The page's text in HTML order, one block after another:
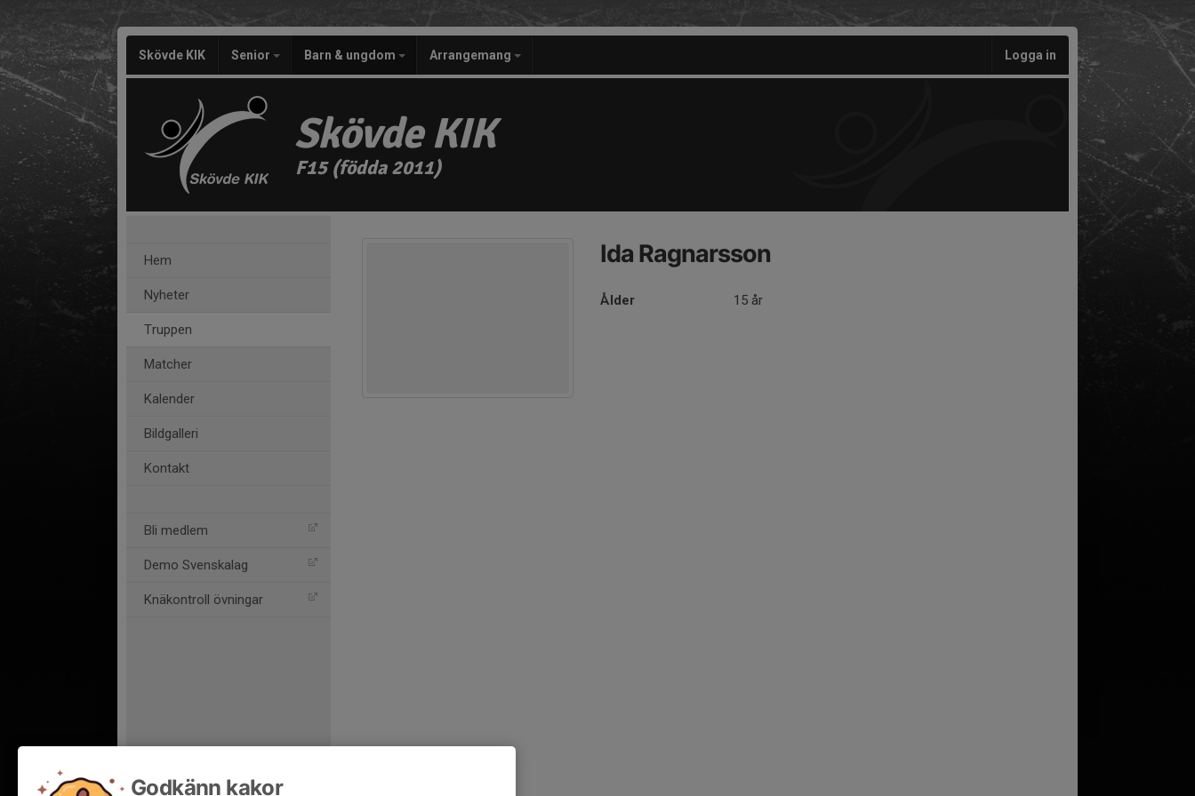
Skövde KIK Senior Barn & ungdom Arrangemang Logga in
Skövde KIK
F15 (födda 2011)
Hem
Nyheter
Truppen
Matcher
Kalender
Bildgalleri
Kontakt
Bli medlem
Demo Svenskalag
Knäkontroll övningar
Ida Ragnarsson
Ålder 15 år
Godkänn kakor